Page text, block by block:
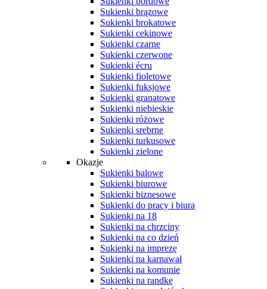
Sukienki brązowe
Sukienki brokatowe
Sukienki cekinowe
Sukienki czarne
Sukienki czerwone
Sukienki écru
Sukienki fioletowe
Sukienki fuksjowe
Sukienki granatowe
Sukienki niebieskie
Sukienki różowe
Sukienki srebrne
Sukienki turkusowe
Sukienki zielone
Okazje
Sukienki balowe
Sukienki biurowe
Sukienki biznesowe
Sukienki do pracy i biura
Sukienki na 18
Sukienki na chrzciny
Sukienki na co dzień
Sukienki na imprezę
Sukienki na karnawał
Sukienki na komunie
Sukienki na randkę